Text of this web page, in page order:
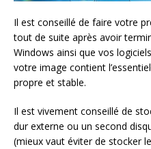
Il est conseillé de faire votre
tout de suite après avoir
Windows ainsi que vos
votre image contient
propre et stable.
Il est vivement conseillé de
dur externe ou un second
(mieux vaut éviter de stocker